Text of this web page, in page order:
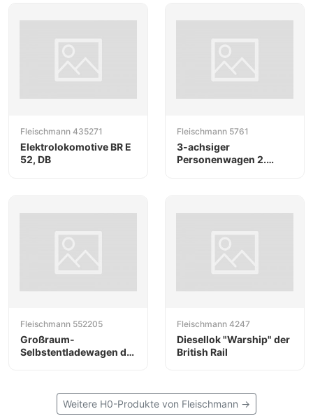
Fleischmann 435271
Elektrolokomotive BR E
52, DB
Fleischmann 5761
3-achsiger
Personenwagen 2.
Fleischmann 552205
Großraum-
Selbstentladewagen der
Fleischmann 4247
Diesellok "Warship" der
British Rail
Weitere H0-Produkte von Fleischmann →